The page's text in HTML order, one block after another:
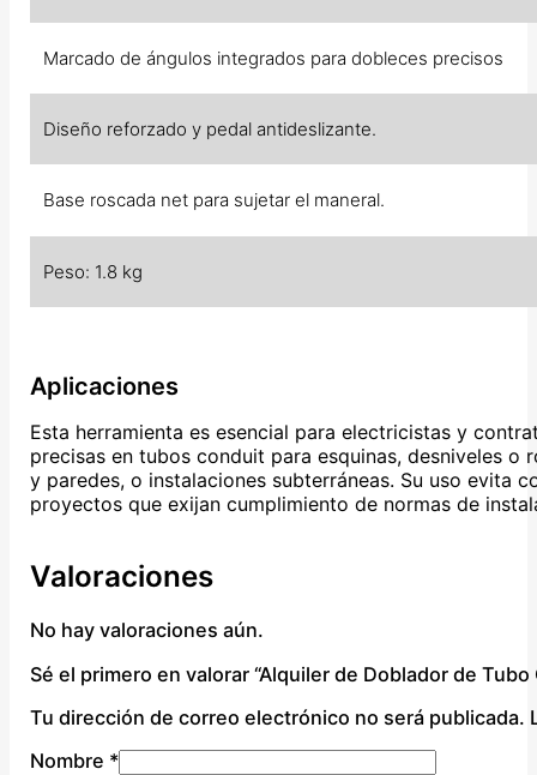
Marcado de ángulos integrados para dobleces precisos
Diseño reforzado y pedal antideslizante.
Base roscada net para sujetar el maneral.
Peso: 1.8 kg
Aplicaciones
Esta herramienta es esencial para electricistas y
precisas en tubos conduit para esquinas, desniveles
y paredes, o instalaciones subterráneas. Su uso evita
proyectos que exijan cumplimiento de normas de
Valoraciones
No hay valoraciones aún.
Sé el primero en valorar “Alquiler de Doblador de Tubo
Tu dirección de correo electrónico no será publicada.
Nombre *